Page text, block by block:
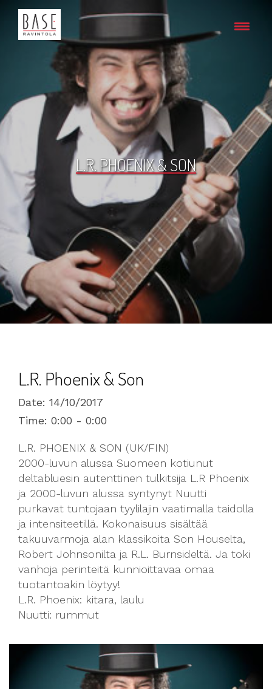
L.R. PHOENIX & SON
L.R. Phoenix & Son
Date: 14/10/2017
Time: 0:00 - 0:00
L.R. PHOENIX & SON (UK/FIN)
2000-luvun alussa Suomeen kotiunut
deltabluesin autenttinen tulkitsija L.R Phoenix
ja 2000-luvun alussa syntynyt Nuutti
purkavat tuntojaan tyylilajin vaatimalla taidolla
ja intensiteetillä. Kokonaisuus sisältää
takuuvarmoja alan klassikoita Son Houselta,
Robert Johnsonilta ja R.L. Burnsideltä. Ja toki
vanhoja perinteitä kunnioittavaa omaa
tuotantoakin löytyy!
L.R. Phoenix: kitara, laulu
Nuutti: rummut